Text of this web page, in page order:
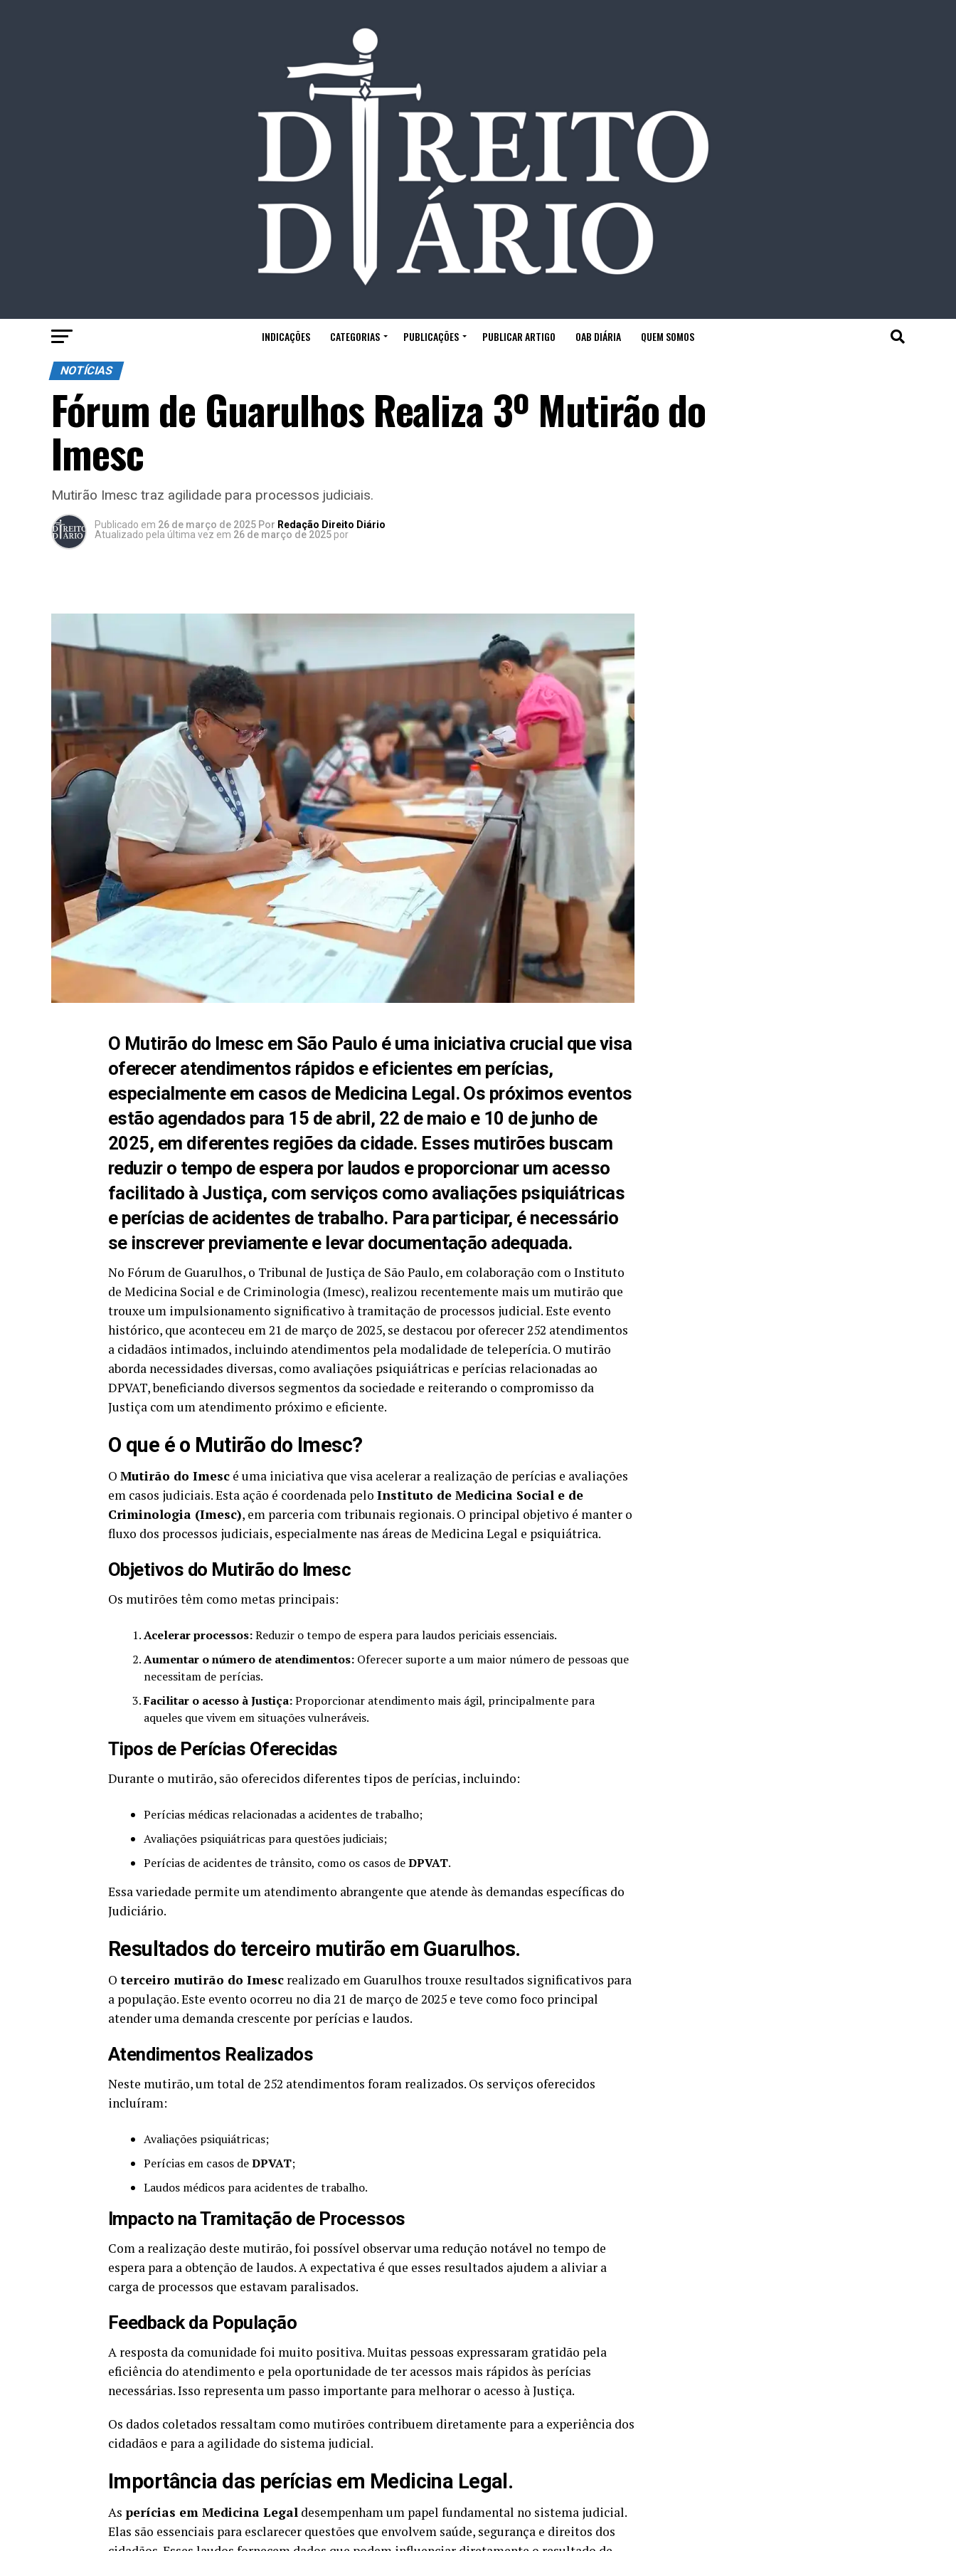
INDICAÇÕES CATEGORIAS PUBLICAÇÕES PUBLICAR ARTIGO OAB DIÁRIA QUEM SOMOS
NOTÍCIAS
Fórum de Guarulhos Realiza 3º Mutirão do
Imesc
Mutirão Imesc traz agilidade para processos judiciais.
Publicado em 26 de março de 2025 Por Redação Direito Diário
Atualizado pela última vez em 26 de março de 2025 por
O Mutirão do Imesc em São Paulo é uma iniciativa crucial que visa
oferecer atendimentos rápidos e eficientes em perícias,
especialmente em casos de Medicina Legal. Os próximos eventos
estão agendados para 15 de abril, 22 de maio e 10 de junho de
2025, em diferentes regiões da cidade. Esses mutirões buscam
reduzir o tempo de espera por laudos e proporcionar um acesso
facilitado à Justiça, com serviços como avaliações psiquiátricas
e perícias de acidentes de trabalho. Para participar, é necessário
se inscrever previamente e levar documentação adequada.
No Fórum de Guarulhos, o Tribunal de Justiça de São Paulo, em colaboração com o Instituto
de Medicina Social e de Criminologia (Imesc), realizou recentemente mais um mutirão que
trouxe um impulsionamento significativo à tramitação de processos judicial. Este evento
histórico, que aconteceu em 21 de março de 2025, se destacou por oferecer 252 atendimentos
a cidadãos intimados, incluindo atendimentos pela modalidade de teleperícia. O mutirão
aborda necessidades diversas, como avaliações psiquiátricas e perícias relacionadas ao
DPVAT, beneficiando diversos segmentos da sociedade e reiterando o compromisso da
Justiça com um atendimento próximo e eficiente.
O que é o Mutirão do Imesc?
O Mutirão do Imesc é uma iniciativa que visa acelerar a realização de perícias e avaliações
em casos judiciais. Esta ação é coordenada pelo Instituto de Medicina Social e de
Criminologia (Imesc), em parceria com tribunais regionais. O principal objetivo é manter o
fluxo dos processos judiciais, especialmente nas áreas de Medicina Legal e psiquiátrica.
Objetivos do Mutirão do Imesc
Os mutirões têm como metas principais:
Acelerar processos:Reduzir o tempo de espera para laudos periciais essenciais.
Aumentar o número de atendimentos: Oferecer suporte a um maior número de pessoas que
necessitam de perícias.
Facilitar o acesso à Justiça:Proporcionar atendimento mais ágil, principalmente para
aqueles que vivem em situações vulneráveis.
Tipos de Perícias Oferecidas
Durante o mutirão, são oferecidos diferentes tipos de perícias, incluindo:
Perícias médicas relacionadas a acidentes de trabalho;
Avaliações psiquiátricas para questões judiciais;
Perícias de acidentes de trânsito, como os casos deDPVAT.
Essa variedade permite um atendimento abrangente que atende às demandas específicas do
Judiciário.
Resultados do terceiro mutirão em Guarulhos.
O terceiro mutirão do Imesc realizado em Guarulhos trouxe resultados significativos para
a população. Este evento ocorreu no dia 21 de março de 2025 e teve como foco principal
atender uma demanda crescente por perícias e laudos.
Atendimentos Realizados
Neste mutirão, um total de 252 atendimentos foram realizados. Os serviços oferecidos
incluíram:
Avaliações psiquiátricas;
Perícias em casos deDPVAT;
Laudos médicos para acidentes de trabalho.
Impacto na Tramitação de Processos
Com a realização deste mutirão, foi possível observar uma redução notável no tempo de
espera para a obtenção de laudos. A expectativa é que esses resultados ajudem a aliviar a
carga de processos que estavam paralisados.
Feedback da População
A resposta da comunidade foi muito positiva. Muitas pessoas expressaram gratidão pela
eficiência do atendimento e pela oportunidade de ter acessos mais rápidos às perícias
necessárias. Isso representa um passo importante para melhorar o acesso à Justiça.
Os dados coletados ressaltam como mutirões contribuem diretamente para a experiência dos
cidadãos e para a agilidade do sistema judicial.
Importância das perícias em Medicina Legal.
As perícias em Medicina Legal desempenham um papel fundamental no sistema judicial.
Elas são essenciais para esclarecer questões que envolvem saúde, segurança e direitos dos